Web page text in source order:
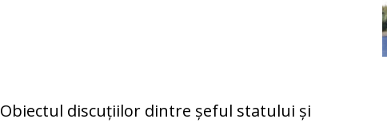
Obiectul discuțiilor dintre șeful statului și